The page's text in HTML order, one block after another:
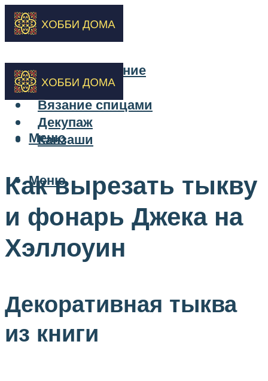
Бисероплетение
Вышивка
Вязание спицами
Декупаж
Канзаши
Меню
Меню
Как вырезать тыкву
и фонарь Джека на
Хэллоуин
Декоративная тыква
из книги